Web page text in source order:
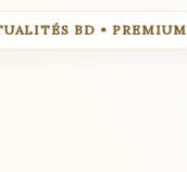
BD • PREMIUM